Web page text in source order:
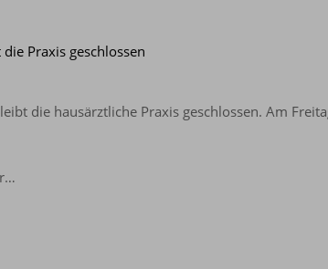
Praxis geschlossen
die hausärztliche Praxis geschlossen. Am